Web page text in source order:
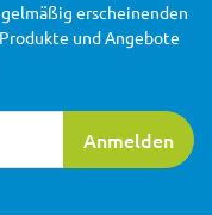
Anmelden
erscheinenden
und Angebote